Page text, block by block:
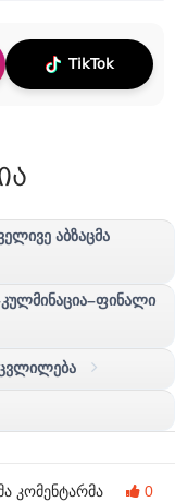
TikTok
აბზაცმა
ცვლილება
0
კომენტარმა